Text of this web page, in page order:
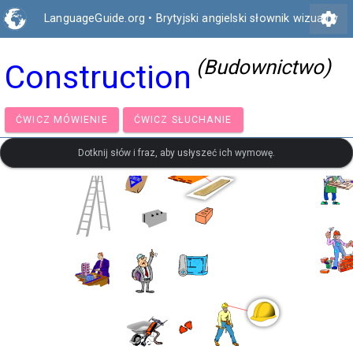
LanguageGuide.org • Brytyjski angielski słownik wizualny
settings
Construction (Budownictwo)
ĆWICZ MÓWIENIE ĆWICZ SŁUCHANIE
Dotknij słów i fraz, aby usłyszeć ich wymowę.